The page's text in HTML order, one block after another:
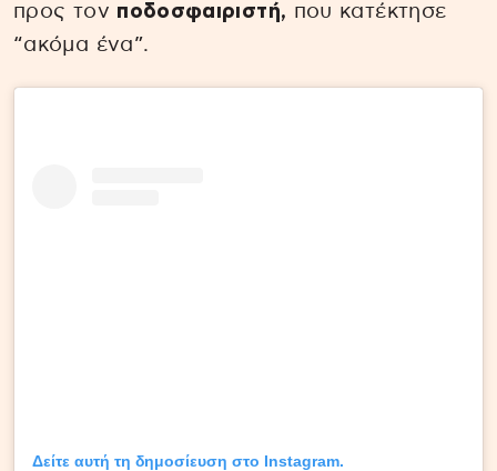
προς τον ποδοσφαιριστή, που κατέκτησε
“ακόμα ένα”.
Δείτε αυτή τη δημοσίευση στο Instagram.